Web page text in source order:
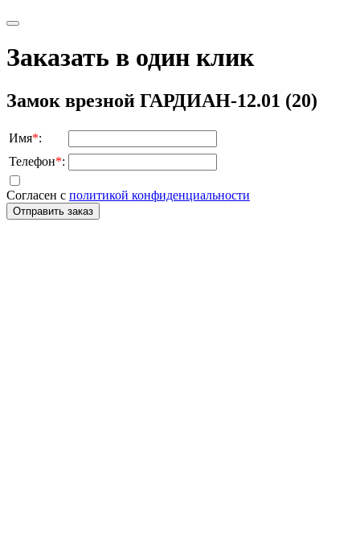
Заказать в один клик
Замок врезной ГАРДИАН-12.01 (20)
Имя*:
Телефон*:
Согласен с политикой конфиденциальности
Отправить заказ